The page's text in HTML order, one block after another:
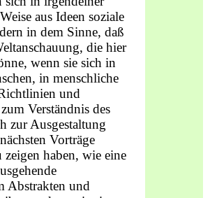
aus Ideen soziale
in dem Sinne, daß
die hier
wenn sie sich in
in menschliche
und
Verständnis des
zur Ausgestaltung
Vorträge
haben, wie eine
Abstrakten und